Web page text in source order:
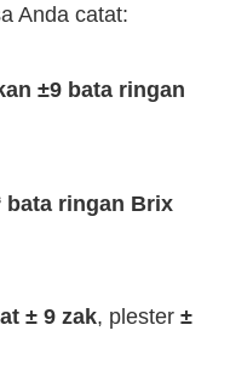
Anda catat:
±9 bata ringan
bata ringan Brix
± 9 zak, plester ±